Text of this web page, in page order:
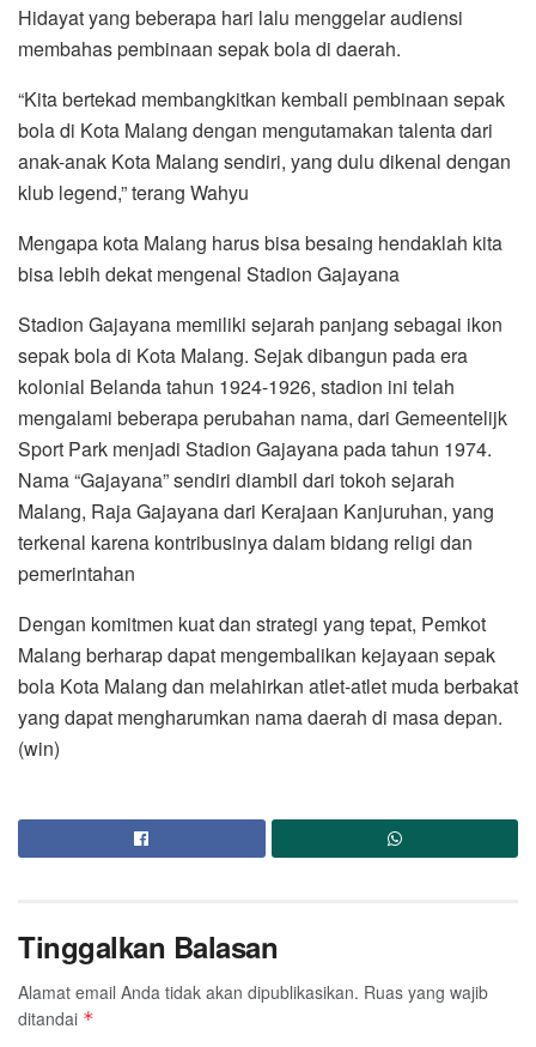
Hidayat yang beberapa hari lalu menggelar audiensi
membahas pembinaan sepak bola di daerah.
“Kita bertekad membangkitkan kembali pembinaan sepak
bola di Kota Malang dengan mengutamakan talenta dari
anak-anak Kota Malang sendiri, yang dulu dikenal dengan
klub legend,” terang Wahyu
Mengapa kota Malang harus bisa besaing hendaklah kita
bisa lebih dekat mengenal Stadion Gajayana
Stadion Gajayana memiliki sejarah panjang sebagai ikon
sepak bola di Kota Malang. Sejak dibangun pada era
kolonial Belanda tahun 1924-1926, stadion ini telah
mengalami beberapa perubahan nama, dari Gemeentelijk
Sport Park menjadi Stadion Gajayana pada tahun 1974.
Nama “Gajayana” sendiri diambil dari tokoh sejarah
Malang, Raja Gajayana dari Kerajaan Kanjuruhan, yang
terkenal karena kontribusinya dalam bidang religi dan
pemerintahan
Dengan komitmen kuat dan strategi yang tepat, Pemkot
Malang berharap dapat mengembalikan kejayaan sepak
bola Kota Malang dan melahirkan atlet-atlet muda berbakat
yang dapat mengharumkan nama daerah di masa depan.
(win)
Tinggalkan Balasan
Alamat email Anda tidak akan dipublikasikan. Ruas yang wajib
ditandai *